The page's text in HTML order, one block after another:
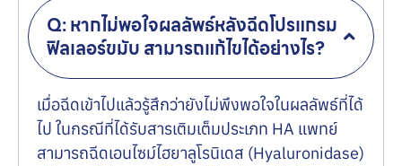
Q: หากไม่พอใจผลลัพธ์หลังฉีดโปรแกรม
ฟิลเลอร์ขมับ สามารถแก้ไขได้อย่างไร?
เมื่อฉีดเข้าไปแล้วรู้สึกว่ายังไม่พึงพอใจในผลลัพธ์ที่ได้
ไป ในกรณีที่ได้รับสารเติมเต็มประเภท HA แพทย์
สามารถฉีดเอนไซม์ไฮยาลูโรนิเดส (Hyaluronidase)